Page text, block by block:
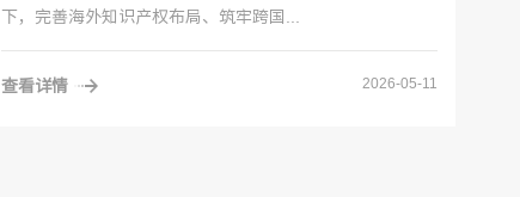
下，完善海外知识产权布局、筑牢跨国...
查看详情 2026-05-11